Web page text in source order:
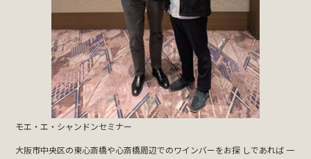
モエ・エ・シャンドンセミナー
大阪市中央区の東心斎橋や心斎橋周辺でのワインバーをお探 しであれば 一